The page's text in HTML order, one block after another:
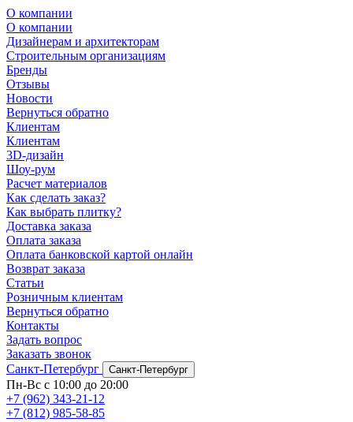
О компании
О компании
Дизайнерам и архитекторам
Строительным организациям
Бренды
Отзывы
Новости
Вернуться обратно
Клиентам
Клиентам
3D-дизайн
Шоу-рум
Расчет материалов
Как сделать заказ?
Как выбрать плитку?
Доставка заказа
Оплата заказа
Оплата банковской картой онлайн
Возврат заказа
Статьи
Розничным клиентам
Вернуться обратно
Контакты
Задать вопрос
Заказать звонок
Санкт-Петербург
Санкт-Петербург
Пн-Вс с 10:00 до 20:00
+7 (962) 343-21-12
+7 (812) 985-58-85